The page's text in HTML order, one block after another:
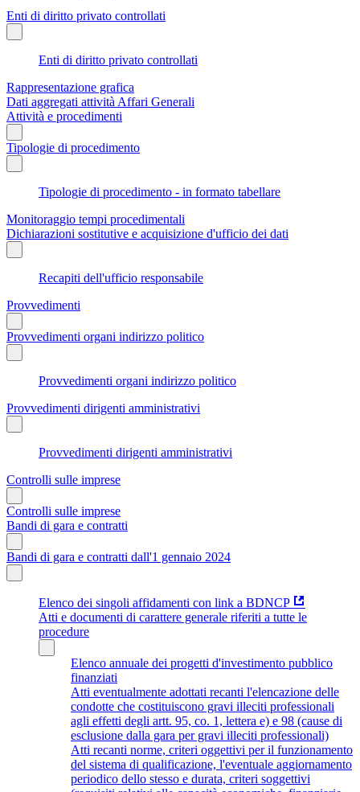
Enti di diritto privato controllati
Enti di diritto privato controllati
Rappresentazione grafica
Dati aggregati attività Affari Generali
Attività e procedimenti
Tipologie di procedimento
Tipologie di procedimento - in formato tabellare
Monitoraggio tempi procedimentali
Dichiarazioni sostitutive e acquisizione d'ufficio dei dati
Recapiti dell'ufficio responsabile
Provvedimenti
Provvedimenti organi indirizzo politico
Provvedimenti organi indirizzo politico
Provvedimenti dirigenti amministrativi
Provvedimenti dirigenti amministrativi
Controlli sulle imprese
Controlli sulle imprese
Bandi di gara e contratti
Bandi di gara e contratti dall'1 gennaio 2024
Elenco dei singoli affidamenti con link a BDNCP
Atti e documenti di carattere generale riferiti a tutte le
procedure
Elenco annuale dei progetti d'investimento pubblico
finanziati
Atti eventualmente adottati recanti l'elencazione delle
condotte che costituiscono gravi illeciti professionali
agli effetti degli artt. 95, co. 1, lettera e) e 98 (cause di
esclusione dalla gara per gravi illeciti professionali)
Atti recanti norme, criteri oggettivi per il funzionamento
del sistema di qualificazione, l'eventuale aggiornamento
periodico dello stesso e durata, criteri soggettivi